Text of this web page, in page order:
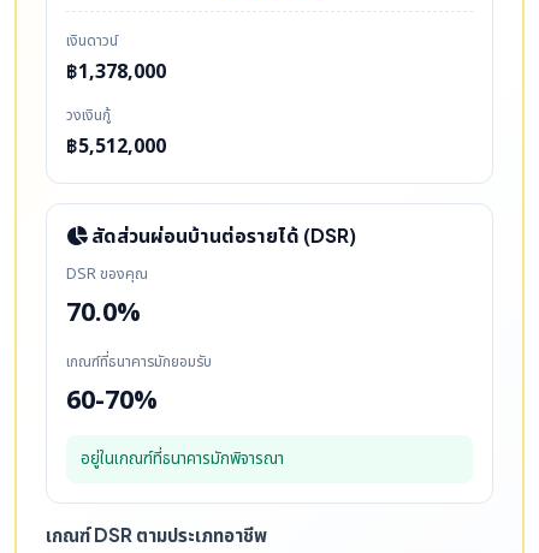
เงินดาวน์
฿1,378,000
วงเงินกู้
฿5,512,000
สัดส่วนผ่อนบ้านต่อรายได้ (DSR)
DSR ของคุณ
70.0%
เกณฑ์ที่ธนาคารมักยอมรับ
60-70%
อยู่ในเกณฑ์ที่ธนาคารมักพิจารณา
เกณฑ์ DSR ตามประเภทอาชีพ